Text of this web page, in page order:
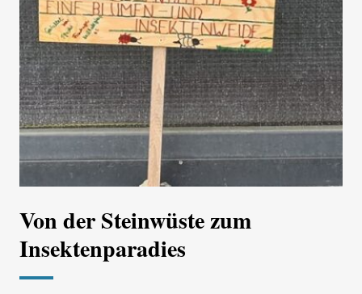
Von der Steinwüste zum
Insektenparadies